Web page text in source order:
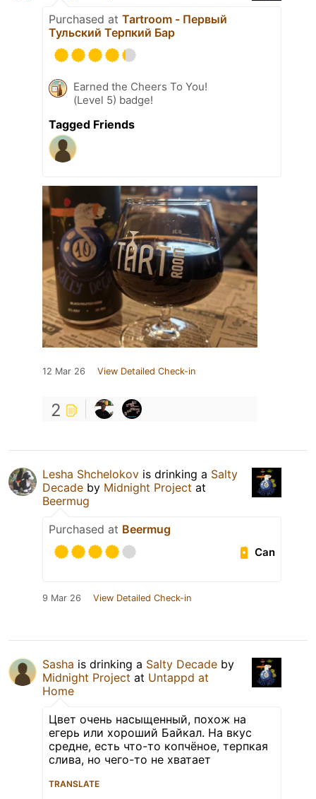
Purchased at Tartroom - Первый
Тульский Терпкий Бар
Earned the Cheers To You!
(Level 5) badge!
Tagged Friends
12 Mar 26 View Detailed Check-in
2
Lesha Shchelokov is drinking a Salty
Decade by Midnight Project at
Beermug
Purchased at Beermug
Can
9 Mar 26 View Detailed Check-in
Sasha is drinking a Salty Decade by
Midnight Project at Untappd at
Home
Цвет очень насыщенный, похож на
егерь или хороший Байкал. На вкус
средне, есть что-то копчёное, терпкая
слива, но чего-то не хватает
TRANSLATE